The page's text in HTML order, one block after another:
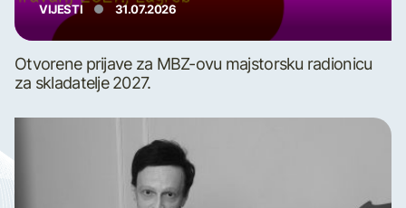
VIJESTI 31.07.2026
Otvorene prijave za MBZ-ovu majstorsku radionicu
za skladatelje 2027.